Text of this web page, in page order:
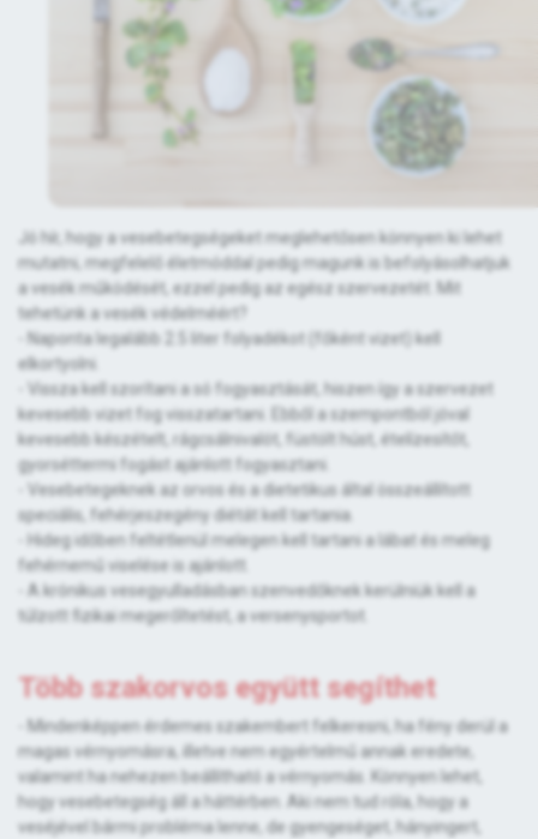
Jó hír, hogy a vesebetegségeket meglehetősen könnyen ki lehet
mutatni, megfelelő életmóddal pedig magunk is befolyásolhatjuk
a vesék működését, ezzel pedig az egész szervezetét. Mit
tehetünk a vesék védelméért?
- Naponta legalább 2.5 liter folyadékot (főként vizet) kell
elkortyolni.
- Vissza kell szorítani a só fogyasztását, hiszen így a szervezet
kevesebb vizet fog visszatartani. Ebből a szempontból jóval
kevesebb készételt, rágcsálnivalót, füstölt húst, ételízesítőt,
gyorséttermi fogást ajánlott fogyasztani.
- Vesebetegeknek az orvos és a dietetikus által összeállított
speciális, fehérjeszegény diétát kell tartania.
- Hideg időben feltétlenül melegen kell tartani a lábat és meleg
fehérnemű viselése is ajánlott.
- A krónikus vesegyulladásban szenvedőknek kerülniük kell a
túlzott fizikai megerőltetést, a versenysportot.
Több szakorvos együtt segíthet
- Mindenképpen érdemes szakembert felkeresni, ha fény derül a
magas vérnyomásra, illetve nem egyértelmű annak eredete,
valamint ha nehezen beállítható a vérnyomás. Könnyen lehet,
hogy vesebetegség áll a háttérben. Aki nem tud róla, hogy a
veséjével bármi probléma lenne, de gyengeséget, hányingert,